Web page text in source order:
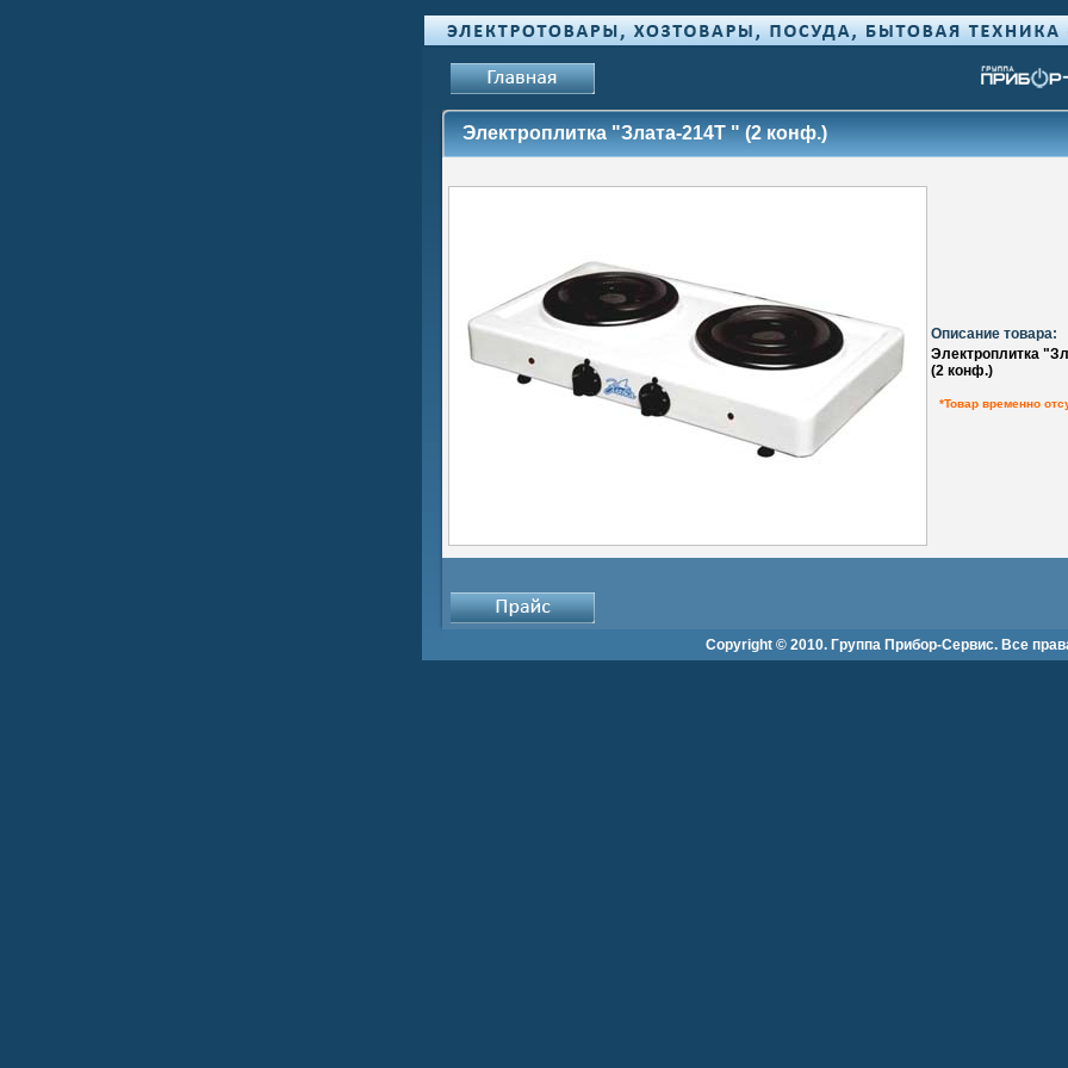
Электроплитка "Злата-214Т " (2 конф.)
Описание товара:
Электроплитка
(2 конф.)
*Товар временно
Copyright © 2010. Группа Прибор-Сервис. Все